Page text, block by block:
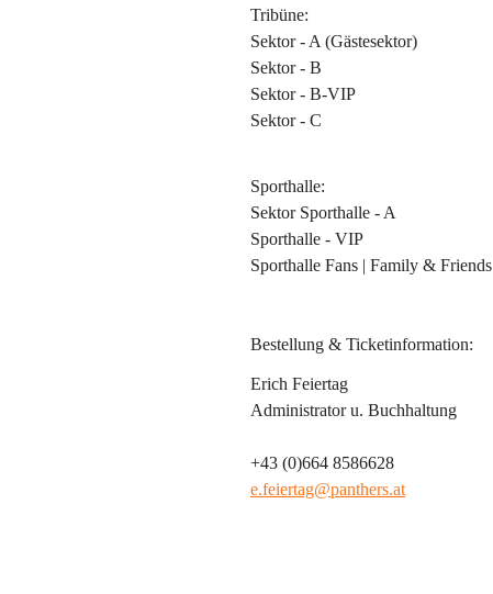
Tribüne:
Sektor - A (Gästesektor)
Sektor - B
Sektor - B-VIP
Sektor - C
Sporthalle:
Sektor Sporthalle - A
Sporthalle - VIP
Sporthalle Fans | Family & Friends
Bestellung & Ticketinformation:
Erich Feiertag
Administrator u. Buchhaltung
+43 (0)664 8586628
e.feiertag@panthers.at